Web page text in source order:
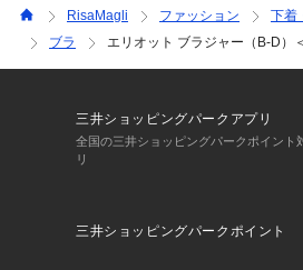
＜パターン＞
『D Make Type』
より安定感のあるカップから、バッ
します。バックはU字スタイルでカッ
エットをすっきり見せるパターンです
バストを強調しすぎず、丸くナチュ
RisaMagli ファッション
下着
ブラ
エリオット ブラジャー（B-D）
三井ショッピングパークアプリ
全国の三井ショッピングパークポイント
リ
三井ショッピングパークポイント